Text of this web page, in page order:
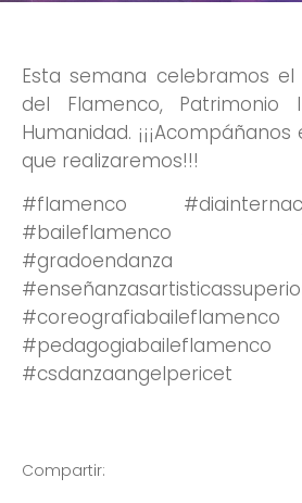
Esta semana celebramos el
del Flamenco,
Humanidad.
que realizaremos!!!
#flamenco
#baileflamenco
#gradoendanza
#coreografiabaileflamenco
#csdanzaangelpericet
Compartir: